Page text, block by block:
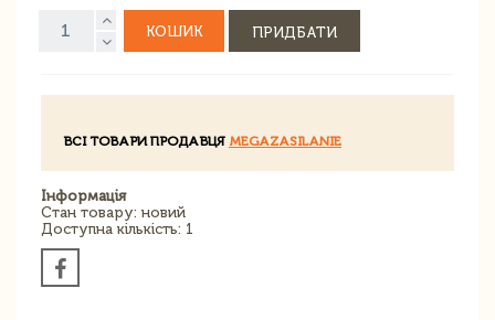
КОШИК ПРИДБАТИ
ВСІ ТОВАРИ ПРОДАВЦЯ MEGAZASILANIE
Інформація
Стан товару: новий
Доступна кількість: 1